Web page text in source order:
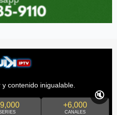
contenido inigualable.
+6,000
CANALES
🔇